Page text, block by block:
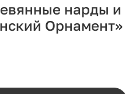
нарды и
Орнамент»